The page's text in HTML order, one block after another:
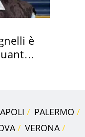
è
PALERMO
VERONA